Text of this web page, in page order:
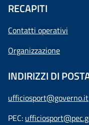
RECAPITI
Contatti operativi
Organizzazione
INDIRIZZI DI
ufficiosport@governo.it
PEC: